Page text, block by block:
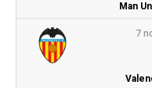
Man
7